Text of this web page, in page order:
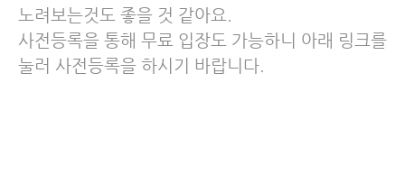
노려보는것도 좋을 것 같아요.
사전등록을 통해 무료 입장도 가능하니 아래 링크를
눌러 사전등록을 하시기 바랍니다.